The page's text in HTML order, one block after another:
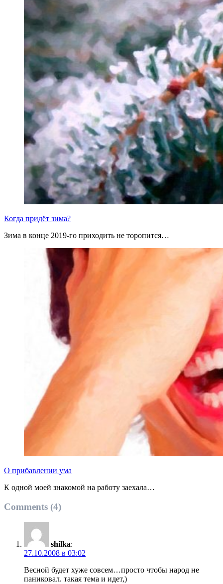
Когда придёт зима?
Зима в конце 2019-го приходить не торопится…
О прибавлении ума
К одной моей знакомой на работу заехала…
Comments (4)
shilka:
27.10.2008 в 03:02
Весной будет хуже совсем…просто чтобы народ не
паниковал. такая тема и идет,)